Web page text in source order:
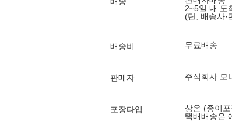
2~5일 내 도
(단, 배송사·
배송비 무료배송
판매자 주식회사 모
포장타입
상온 (종이
택배배송은